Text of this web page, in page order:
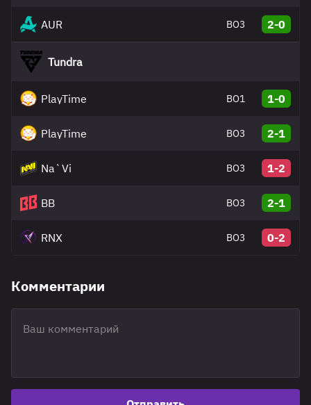
AUR BO3 2-0
Tundra
PlayTime BO1 1-0
PlayTime BO3 2-1
Na`Vi BO3 1-2
BB BO3 2-1
RNX BO3 0-2
Комментарии